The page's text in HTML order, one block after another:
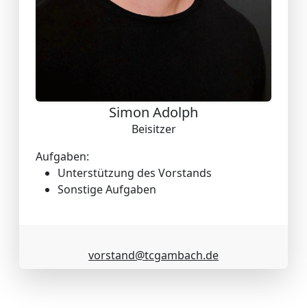
Simon Adolph
Beisitzer
Aufgaben:
Unterstützung des Vorstands
Sonstige Aufgaben
vorstand@tcgambach.de